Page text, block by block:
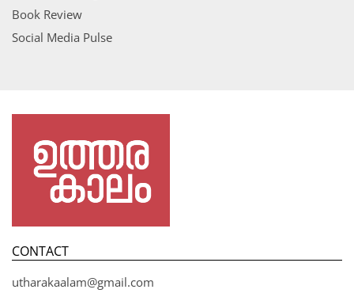
Book Review
Social Media Pulse
CONTACT
utharakaalam@gmail.com